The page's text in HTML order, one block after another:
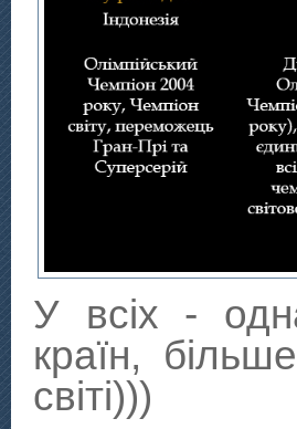
У всіх -
країн,
світі)))